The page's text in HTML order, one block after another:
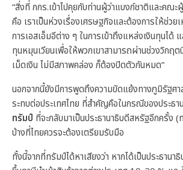
“สิ่งที่ กกร.เข้าไปคุยกับท่านผู้ว่าแบงก์ชาติและคณ
คือ เราเป็นห่วงเรื่องเศรษฐกิจและต้องการให้ช่วย
การเอสเอ็มอีต่าง ๆ ในการเข้าถึงแหล่งเงินทุนได้
ทุนหมุนเวียนเพื่อให้พวกเขาสามารถผ่านช่วงวิกฤต
เม็ดเงิน ไม่มีสภาพคล่อง ก็ต้องปิดตัวกันหมด”
นอกจากนี้ยังมีการพูดถึงความขัดแย้งทางภูมิรัฐศ
ระทบต่อประเทศไทย ที่สำคัญคือในกรณีของประธา
ทรัมป์ ที่จะกลับมาเป็นประธานาธิบดีสหรัฐอีกครั้ง (
บ้างที่ไทยควรจะต้องเตรียมรับมือ
ทั้งนี้จากที่ทรัมป์ได้หาเสียงว่า หากได้เป็นประธานา